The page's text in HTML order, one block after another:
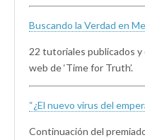
Buscando la Verdad en
22 tutoriales publicados
web de ‘Time for Truth’.
“¿El nuevo virus del
Continuación del